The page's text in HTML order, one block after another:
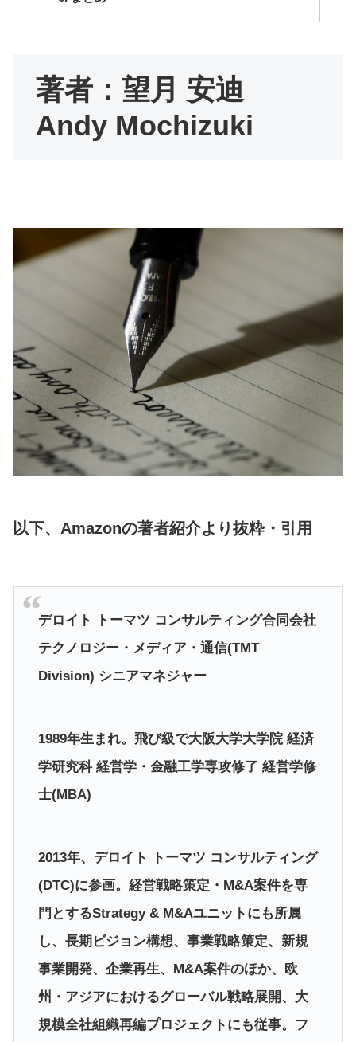
著者：望月 安迪
Andy Mochizuki
以下、Amazonの著者紹介より抜粋・引用
デロイト トーマツ コンサルティング合同会社
テクノロジー・メディア・通信(TMT
Division) シニアマネジャー
1989年生まれ。飛び級で大阪大学大学院 経済
学研究科 経営学・金融工学専攻修了 経営学修
士(MBA)
2013年、デロイト トーマツ コンサルティング
(DTC)に参画。経営戦略策定・M&A案件を専
門とするStrategy & M&Aユニットにも所属
し、長期ビジョン構想、事業戦略策定、新規
事業開発、企業再生、M&A案件のほか、欧
州・アジアにおけるグローバル戦略展開、大
規模全社組織再編プロジェクトにも従事。フ